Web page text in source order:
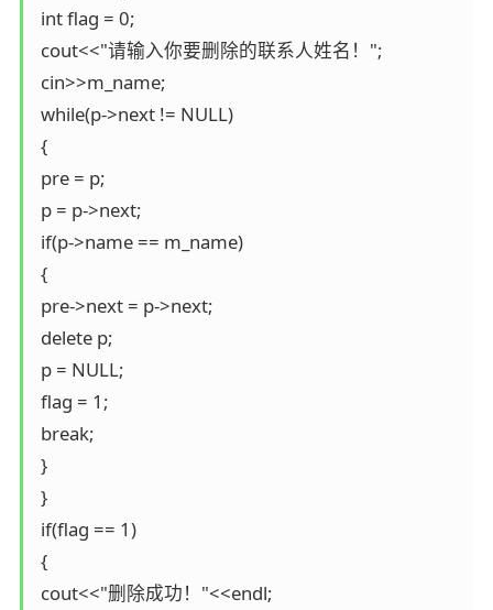
int flag = 0;
cout<<"请输入你要删除的联系人姓名！";
cin>>m_name;
while(p->next != NULL)
{
pre = p;
p = p->next;
if(p->name == m_name)
{
pre->next = p->next;
delete p;
p = NULL;
flag = 1;
break;
}
}
if(flag == 1)
{
cout<<"删除成功！"<<endl;